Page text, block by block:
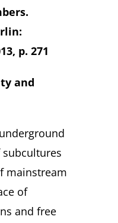
p. 271
and
subcultures
mainstream
of
and free